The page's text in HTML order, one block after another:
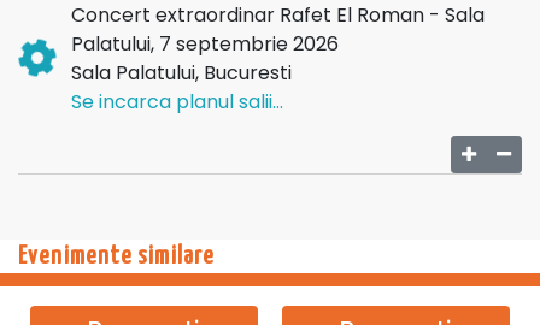
amprenta asupra muzicii pop printr-un stil care transcende
granițele: o fuziune perfectă între baladele romantice
profunde și ritmurile moderne captivante. Artistul care a
Concert extraordinar Rafet El Roman - Sala
Palatului, 7 septembrie 2026
Sala Palatului, Bucuresti
Se incarca planul salii...
Evenimente similare